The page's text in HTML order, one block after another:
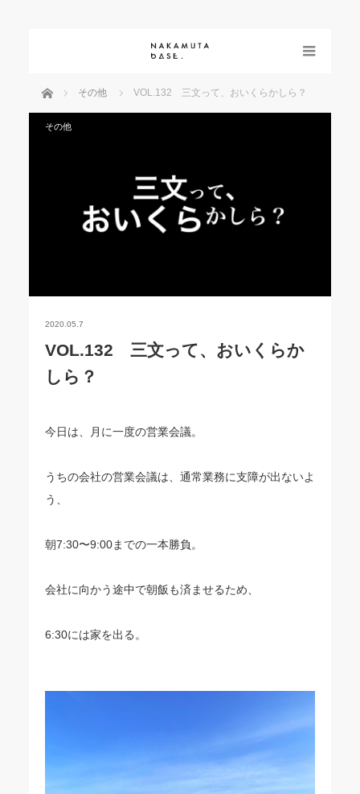
ホーム その他 VOL.132 三文って、おいくらかしら？
その他
2020.05.7
VOL.132 三文って、おいくらか
しら？
今日は、月に一度の営業会議。
うちの会社の営業会議は、通常業務に支障が出ないよ
う、
朝7:30〜9:00までの一本勝負。
会社に向かう途中で朝飯も済ませるため、
6:30には家を出る。